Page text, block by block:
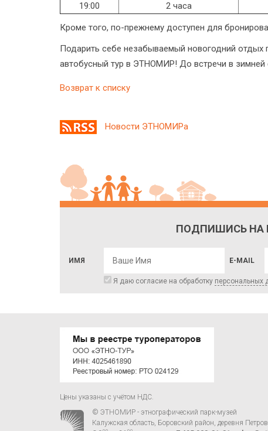
19:00
2 часа
Кроме того, по-прежнему доступен для
Подарить себе незабываемый новогодний
автобусный тур в ЭТНОМИР! До встречи в зимней
Возврат к списку
Новости ЭТНОМИРа
ПОДПИШИСЬ НА
ИМЯ E-MAIL
Я даю согласие на обработку персональных
Цены указаны с учётом НДС.
© ЭТНОМИР - этнографический парк-музей
Калужская область, Боровский район, деревня